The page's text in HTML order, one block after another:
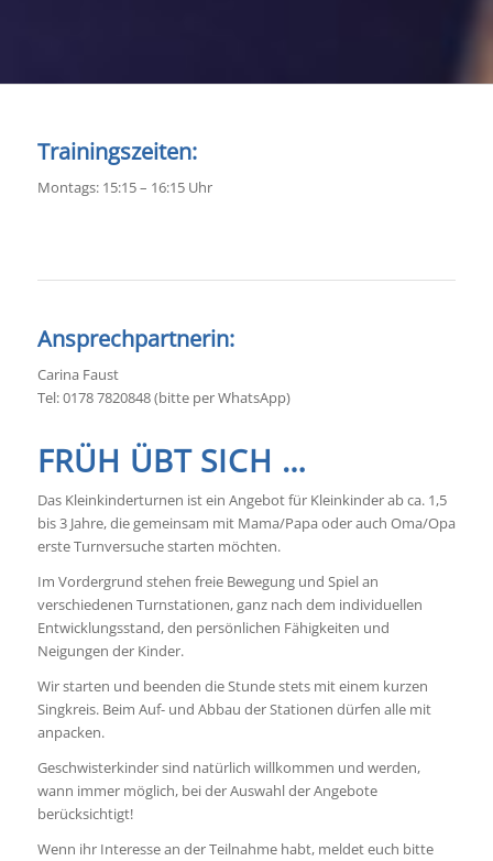
Trainingszeiten:
Montags: 15:15 – 16:15 Uhr
Ansprechpartnerin:
Carina Faust
Tel: 0178 7820848 (bitte per WhatsApp)
FRÜH ÜBT SICH …
Das Kleinkinderturnen ist ein Angebot für Kleinkinder ab ca. 1,5
bis 3 Jahre, die gemeinsam mit Mama/Papa oder auch Oma/Opa
erste Turnversuche starten möchten.
Im Vordergrund stehen freie Bewegung und Spiel an
verschiedenen Turnstationen, ganz nach dem individuellen
Entwicklungsstand, den persönlichen Fähigkeiten und
Neigungen der Kinder.
Wir starten und beenden die Stunde stets mit einem kurzen
Singkreis. Beim Auf- und Abbau der Stationen dürfen alle mit
anpacken.
Geschwisterkinder sind natürlich willkommen und werden,
wann immer möglich, bei der Auswahl der Angebote
berücksichtigt!
Wenn ihr Interesse an der Teilnahme habt, meldet euch bitte